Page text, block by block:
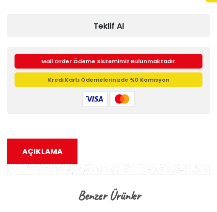
Teklif Al
Mail Order Ödeme Sistemimiz Bulunmaktadır.
Kredi Kartı Ödemelerinizde %0 Komisyon
AÇIKLAMA
Benzer Ürünler